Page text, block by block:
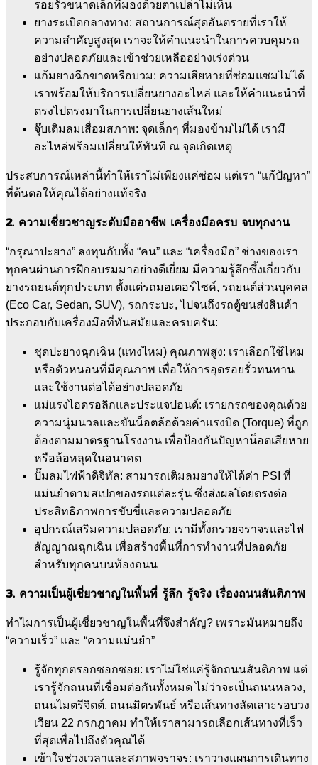
รอยรั่วขนาดเล็กที่มองด้วยตาเปล่าไม่เห็น
ยางระเบิดกลางทาง: สถานการณ์สุดอันตรายที่เราให้
ความสำคัญสูงสุด เราจะให้คำแนะนำในการควบคุมรถ
อย่างปลอดภัยและเข้าช่วยเหลืออย่างเร่งด่วน
แก้มยางฉีกขาดหรือบวม: ความเสียหายที่ซ่อมแซมไม่ได้
เราพร้อมให้บริการเปลี่ยนยางอะไหล่ และให้คำแนะนำที่
ตรงไปตรงมาในการเปลี่ยนยางเส้นใหม่
จุ๊บเติมลมเสื่อมสภาพ: จุดเล็กๆ ที่มองข้ามไม่ได้ เรามี
อะไหล่พร้อมเปลี่ยนให้ทันที ณ จุดเกิดเหตุ
ประสบการณ์เหล่านี้ทำให้เราไม่เพียงแค่ซ่อม แต่เรา “แก้ปัญหา”
ที่ต้นตอให้คุณได้อย่างแท้จริง
2. ความเชี่ยวชาญระดับมืออาชีพ เครื่องมือครบ จบทุกงาน
“กรุณาปะยาง” ลงทุนกับทั้ง “คน” และ “เครื่องมือ” ช่างของเรา
ทุกคนผ่านการฝึกอบรมมาอย่างดีเยี่ยม มีความรู้ลึกซึ้งเกี่ยวกับ
ยางรถยนต์ทุกประเภท ตั้งแต่รถมอเตอร์ไซค์, รถยนต์ส่วนบุคคล
(Eco Car, Sedan, SUV), รถกระบะ, ไปจนถึงรถตู้ขนส่งสินค้า
ประกอบกับเครื่องมือที่ทันสมัยและครบครัน:
ชุดปะยางฉุกเฉิน (แทงไหม) คุณภาพสูง: เราเลือกใช้ไหม
หรือตัวหนอนที่มีคุณภาพ เพื่อให้การอุดรอยรั่วทนทาน
และใช้งานต่อได้อย่างปลอดภัย
แม่แรงไฮดรอลิกและประแจปอนด์: เรายกรถของคุณด้วย
ความนุ่มนวลและขันน็อตล้อด้วยค่าแรงบิด (Torque) ที่ถูก
ต้องตามมาตรฐานโรงงาน เพื่อป้องกันปัญหาน็อตเสียหาย
หรือล้อหลุดในอนาคต
ปั๊มลมไฟฟ้าดิจิทัล: สามารถเติมลมยางให้ได้ค่า PSI ที่
แม่นยำตามสเปกของรถแต่ละรุ่น ซึ่งส่งผลโดยตรงต่อ
ประสิทธิภาพการขับขี่และความปลอดภัย
อุปกรณ์เสริมความปลอดภัย: เรามีทั้งกรวยจราจรและไฟ
สัญญาณฉุกเฉิน เพื่อสร้างพื้นที่การทำงานที่ปลอดภัย
สำหรับทุกคนบนท้องถนน
3. ความเป็นผู้เชี่ยวชาญในพื้นที่ รู้ลึก รู้จริง เรื่องถนนสันติภาพ
ทำไมการเป็นผู้เชี่ยวชาญในพื้นที่จึงสำคัญ? เพราะมันหมายถึง
“ความเร็ว” และ “ความแม่นยำ”
รู้จักทุกตรอกซอกซอย: เราไม่ใช่แค่รู้จักถนนสันติภาพ แต่
เรารู้จักถนนที่เชื่อมต่อกันทั้งหมด ไม่ว่าจะเป็นถนนหลวง,
ถนนไมตรีจิตต์, ถนนมิตรพันธ์ หรือเส้นทางลัดเลาะรอบวง
เวียน 22 กรกฎาคม ทำให้เราสามารถเลือกเส้นทางที่เร็ว
ที่สุดเพื่อไปถึงตัวคุณได้
เข้าใจช่วงเวลาและสภาพจราจร: เราวางแผนการเดินทาง